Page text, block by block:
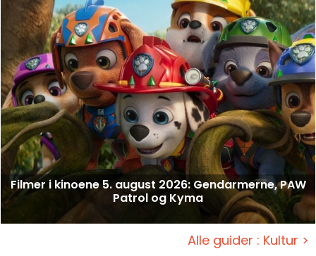
Filmer i kinoene 5. august 2026: Gendarmerne, PAW
Patrol og Kyma
Alle guider : Kultur >